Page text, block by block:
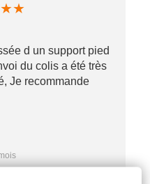
★★
d un support pied
du colis a été très
Je recommande